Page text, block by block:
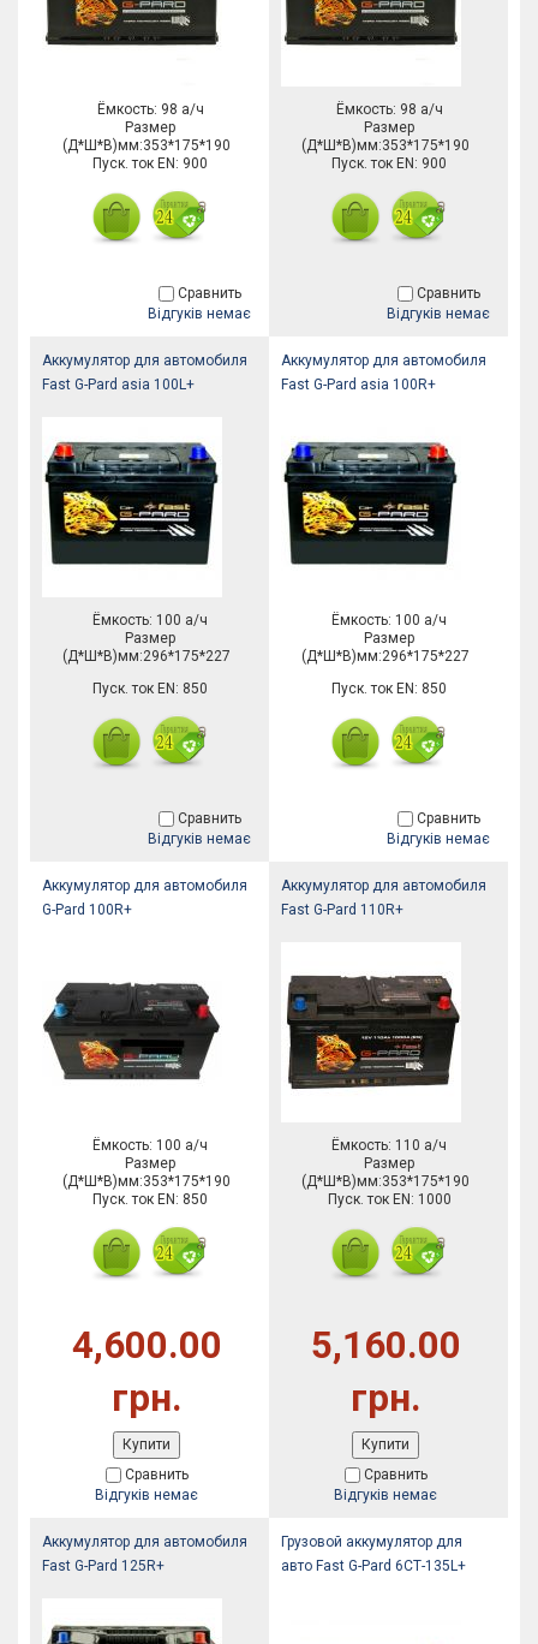
Ёмкость: 98 а/ч
Размер
(Д*Ш*В)мм:353*175*190
Пуск. ток EN: 900
Сравнить
Відгуків немає
Ёмкость: 98 а/ч
Размер
(Д*Ш*В)мм:353*175*190
Пуск. ток EN: 900
Сравнить
Відгуків немає
Аккумулятор для автомобиля
Fast G-Pard asia 100L+
Ёмкость: 100 а/ч
Размер
(Д*Ш*В)мм:296*175*227
Пуск. ток EN: 850
Сравнить
Відгуків немає
Аккумулятор для автомобиля
Fast G-Pard asia 100R+
Ёмкость: 100 а/ч
Размер
(Д*Ш*В)мм:296*175*227
Пуск. ток EN: 850
Сравнить
Відгуків немає
Аккумулятор для автомобиля
G-Pard 100R+
Ёмкость: 100 а/ч
Размер
(Д*Ш*В)мм:353*175*190
Пуск. ток EN: 850
4,600.00
грн.
Купити
Сравнить
Відгуків немає
Аккумулятор для автомобиля
Fast G-Pard 110R+
Ёмкость: 110 а/ч
Размер
(Д*Ш*В)мм:353*175*190
Пуск. ток EN: 1000
5,160.00
грн.
Купити
Сравнить
Відгуків немає
Аккумулятор для автомобиля
Fast G-Pard 125R+
Грузовой аккумулятор для
авто Fast G-Pard 6СТ-135L+